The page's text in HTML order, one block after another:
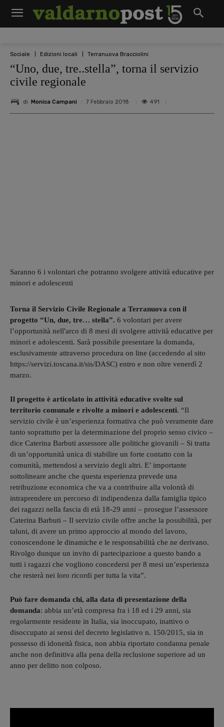
Sociale Edizioni locali Terranuova Bracciolini
“Uno, due, tre..stella”, torna il servizio
civile regionale
di Monica Campani 7 Febbraio 2018 491
Saranno 6 i volontari che potranno svolgere attività educative per
minori e adolescenti
Torna il Servizio Civile Regionale a Terranuova con il
progetto “Un, due, tre… stella”. 6 volontari per avere
l’opportunità nell'arco di 8 mesi di svolgere attività educative per
minori e adolescenti. Sarà possibile presentare la domanda,
esclusivamente attraverso procedura on line (accedendo al sito
https://servizi.toscana.it/sis/DASC) entro e non oltre venerdì 2
marzo.
Il progetto è articolato in attività educative svolte sul
territorio comunale e rivolte a minori e adolescenti. “Il
servizio civile è un’esperienza formativa che può veramente dare
tanto soprattutto per la determinazione del proprio senso civico –
dice Caterina Barbuti assessore alle politiche giovanili – Si tratta
di un’opportunità unica di stabilire un forte contatto con la
comunità, mettendosi a servizio degli altri. E’ importante
sottolineare anche che questa esperienza prevede una
retribuzione economica che va a contribuire alla volontà di
intraprendere un percorso di indipendenza dalla famiglia tipico
dei ragazzi nella fascia di età 18-29 anni – prosegue l’assessore
Caterina Barbuti – Il servizio civile offre anche la possibilità, per
taluni, di avere un primo approccio al mondo del lavoro,
conoscendone le dinamiche e le responsabilità che ne derivano.
Rivolgo dunque un invito di partecipazione a questo bando a
tutti i ragazzi che vogliono concedersi per 8 mesi un’esperienza
che resterà nei loro ricordi per tutta la vita”.
Può fare domanda chi, alla data di presentazione della
domanda: abbia un’età compresa fra i 18 ed i 29 anni, sia
regolarmente residente in Italia, sia inoccupato, inattivo o
disoccupato ai sensi del decreto legislativo n. 150/2015, sia in
possesso di idoneità fisica, non abbia riportato condanna penale
anche non definitiva alla pena della reclusione superiore ad un
anno per delitto non colposo.